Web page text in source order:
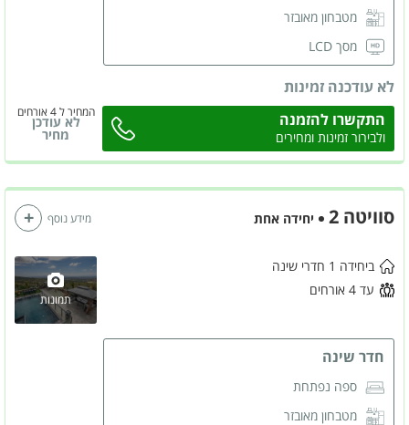
מטבחון מאובזר
מסך LCD
ארונות לאחסון
שידות לאחסון
המחיר ל 4 אורחים
לא עודכנה זמינות
לא עודכן
מחיר
התקשרו להזמנה
ולבירור זמינות ומחירים
סוויטה 2 יחידה אחת
תמונות
ביחידה 1 חדרי שינה
עד 4 אורחים
חדר שינה
ספה נפתחת
מטבחון מאובזר
מידע נוסף